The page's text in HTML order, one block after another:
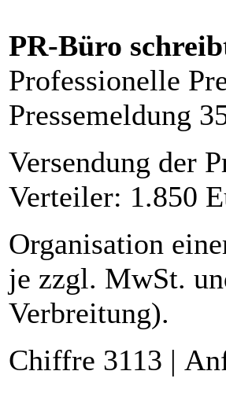
PR-Büro
Professionelle
Pressemeldung
Versendung der
Verteiler: 1.850
Organisation
je zzgl. MwSt.
Verbreitung).
Chiffre 3113 |